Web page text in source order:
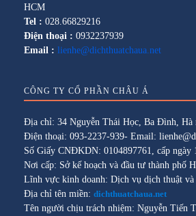
HCM
Tel : 028.66829216
Điện thoại : 0932237939
Email : lienhe@dichthuatchaua.net
CÔNG TY CỔ PHẦN CHÂU Á
Địa chỉ: 34 Nguyễn Thái Học, Ba Đình, Hà
Điện thoại: 093-2237-939- Email:
Số Giấy CNĐKDN: 0104897761, cấp ngày
Nơi cấp: Sở kế hoạch và đầu tư thành phố
Lĩnh vực kinh doanh: Dịch vụ dịch thuật và
Địa chỉ tên miền: dichthuatchaua.net
Tên người chịu trách nhiệm: Nguyễn Tiến